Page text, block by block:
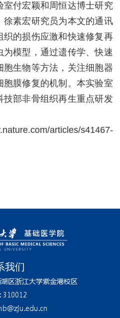
室付宏颖和周恒达博士研究
徐素宏研究员为本文的通讯
织的损伤应激和快速修复再
模型，通过遗传学、快速
生物等方法，关注细胞器
膜修复的机制。本实验室
技部非骨组织再生重点研发
articles/s41467-
我们
区浙江大学紫金港校区
310012